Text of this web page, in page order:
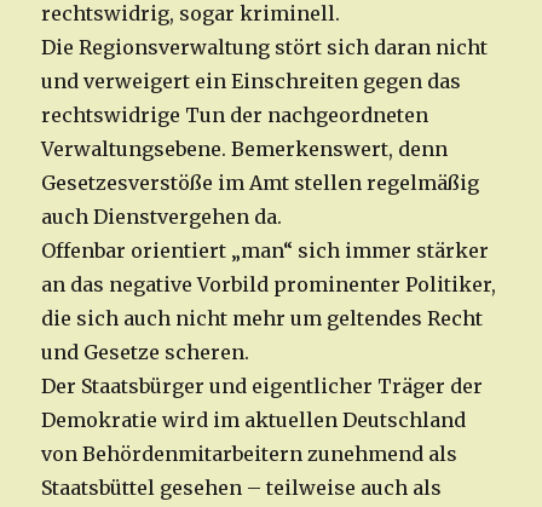
rechtswidrig, sogar kriminell.
Die Regionsverwaltung stört sich daran nicht
und verweigert ein Einschreiten gegen das
rechtswidrige Tun der nachgeordneten
Verwaltungsebene. Bemerkenswert, denn
Gesetzesverstöße im Amt stellen regelmäßig
auch Dienstvergehen da.
Offenbar orientiert „man“ sich immer stärker
an das negative Vorbild prominenter Politiker,
die sich auch nicht mehr um geltendes Recht
und Gesetze scheren.
Der Staatsbürger und eigentlicher Träger der
Demokratie wird im aktuellen Deutschland
von Behördenmitarbeitern zunehmend als
Staatsbüttel gesehen – teilweise auch als